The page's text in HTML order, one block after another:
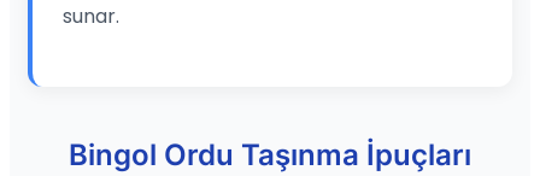
sunar.
Bingol Ordu Taşınma İpuçları